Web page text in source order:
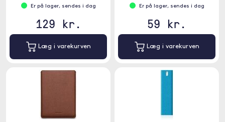
Er på lager, sendes i dag
129 kr.
Læg i varekurven
Er på lager, sendes i dag
59 kr.
Læg i varekurven